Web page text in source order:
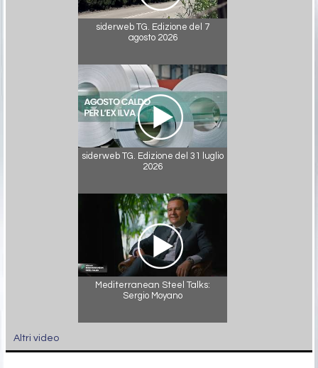
siderweb TG. Edizione del 7
agosto 2026
siderweb TG. Edizione del 31 luglio
2026
Mediterranean Steel Talks:
Sergio Moyano
Altri video